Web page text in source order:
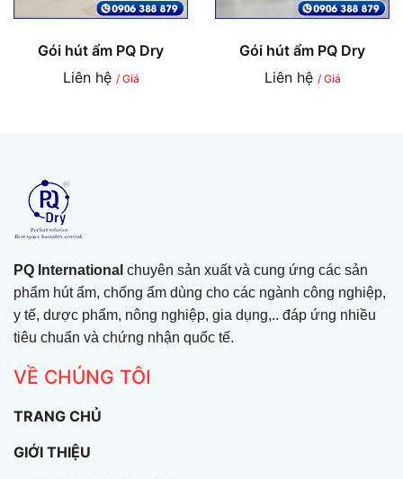
Gói hút ẩm PQ Dry
Liên hệ / Giá
Gói hút ẩm PQ Dry
Liên hệ / Giá
PQ International chuyên sản xuất và cung ứng các sản
phẩm hút ẩm, chống ẩm dùng cho các ngành công nghiệp,
y tế, dược phẩm, nông nghiệp, gia dụng,.. đáp ứng nhiều
tiêu chuẩn và chứng nhận quốc tế.
VỀ CHÚNG TÔI
TRANG CHỦ
GIỚI THIỆU